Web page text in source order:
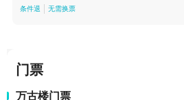
条件退 无需换票
门票
万古楼门票